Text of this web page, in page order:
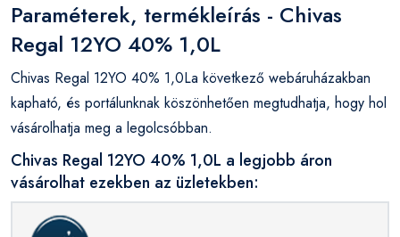
Paraméterek, termékleírás - Chivas
Regal 12YO 40% 1,0L
Chivas Regal 12YO 40% 1,0La következő webáruházakban
kapható, és portálunknak köszönhetően megtudhatja, hogy hol
vásárolhatja meg a legolcsóbban.
Chivas Regal 12YO 40% 1,0L a legjobb áron
vásárolhat ezekben az üzletekben: